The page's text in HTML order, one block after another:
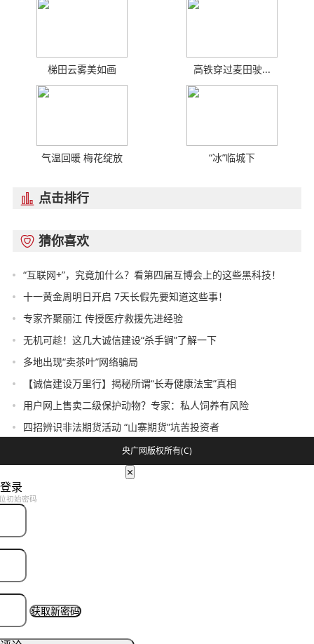
梯田云雾美如画 高铁穿过麦田驶...
气温回暖 梅花绽放 “冰”临城下
 点击排行
 猜你喜欢
“互联网+”，究竟加什么？看第四届互博会上的这些黑科技！
十一黄金周明日开启 7天长假先要知道这些事！
专家齐聚丽江 传授医疗救援先进经验
无机可趁！这几大诚信建设“杀手锏”了解一下
多地出现“卖茶叶”网络骗局
【诚信建设万里行】揭秘所谓“长寿健康法宝”真相
用户网上售卖二级保护动物？专家：私人饲养有风险
四招辨识非法期货活动 “山寨期货”坑苦投资者
央广网版权所有(C)
×
录
初始密码
获取新密码